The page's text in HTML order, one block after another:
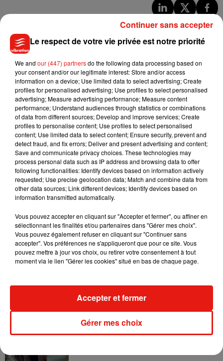
7 août 2026
Julien Lieb s’essaye à la vie de chatelain
dans son nouveau clip
7 août 2026
Madonna sort enfin le remix de « Love
Sensation » avec Kylie Minogue
Tayc et Didi B dévoilent le single le plus
dansant de l’année
Angèle et Amélie Lens dévoilent leur
Benny Blanco invite Selena Gomez et
Becky G sur son nouveau single
Le respect de votre vie privée est notre priorité
We and our (447) partnersdo the following data processing based on
your consent and/or our legitimate interest: Store and/or access
information on a device; Use limited data to select advertising; Create
profiles for personalised advertising; Use profiles to select personalised
advertising; Measure advertising performance; Measure content
performance; Understand audiences through statistics or combinations
of data from different sources; Develop and improve services; Create
profiles to personalise content; Use profiles to select personalised
content; Use limited data to select content; Ensure security, prevent and
detect fraud, and fix errors; Deliver and present advertising and content;
Save and communicate privacy choices. These technologies may
process personal data such as IP address and browsing data to offer
following functionalities: Identify devices based on information actively
requested; Use precise geolocation data; Match and combine data from
other data sources; Link different devices; Identify devices based on
information transmitted automatically.
Vous pouvez accepter en cliquant sur "Accepter et fermer", ou affiner en
sélectionnant les finalités et/ou partenaires dans "Gérer mes choix".
Vous pouvez également refuser en cliquant sur "Continuer sans
accepter". Vos préférences ne s'appliqueront que pour ce site. Vous
pouvez mettre à jour vos choix, ou retirer votre consentement à tout
moment via le lien "Gérer les cookies" situé en bas de chaque page.
Gérer mes choix
Accepter et fermer
Continuer sans accepter